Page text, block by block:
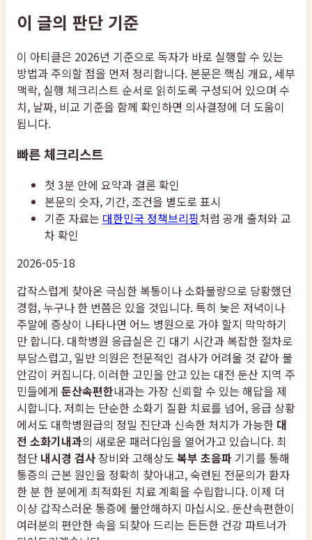
이 글의 판단 기준
이 아티클은 2026년 기준으로 독자가 바로 실행할 수 있는
방법과 주의할 점을 먼저 정리합니다. 본문은 핵심 개요, 세부
맥락, 실행 체크리스트 순서로 읽히도록 구성되어 있으며 수
치, 날짜, 비교 기준을 함께 확인하면 의사결정에 더 도움이
됩니다.
빠른 체크리스트
첫 3분 안에 요약과 결론 확인
본문의 숫자, 기간, 조건을 별도로 표시
기준 자료는 대한민국 정책브리핑처럼 공개 출처와 교
차 확인
2026-05-18
갑작스럽게 찾아온 극심한 복통이나 소화불량으로 당황했던
경험, 누구나 한 번쯤은 있을 것입니다. 특히 늦은 저녁이나
주말에 증상이 나타나면 어느 병원으로 가야 할지 막막하기
만 합니다. 대학병원 응급실은 긴 대기 시간과 복잡한 절차로
부담스럽고, 일반 의원은 전문적인 검사가 어려울 것 같아 불
안감이 커집니다. 이러한 고민을 안고 있는 대전 둔산 지역 주
민들에게 둔산속편한내과는 가장 신뢰할 수 있는 해답을 제
시합니다. 저희는 단순한 소화기 질환 치료를 넘어, 응급 상황
에서도 대학병원급의 정밀 진단과 신속한 처치가 가능한 대
전 소화기내과의 새로운 패러다임을 열어가고 있습니다. 최
첨단 내시경 검사 장비와 고해상도 복부 초음파 기기를 통해
통증의 근본 원인을 정확히 찾아내고, 숙련된 전문의가 환자
한 분 한 분에게 최적화된 치료 계획을 수립합니다. 이제 더
이상 갑작스러운 통증에 불안해하지 마십시오. 둔산속편한이
여러분의 편안한 속을 되찾아 드리는 든든한 건강 파트너가